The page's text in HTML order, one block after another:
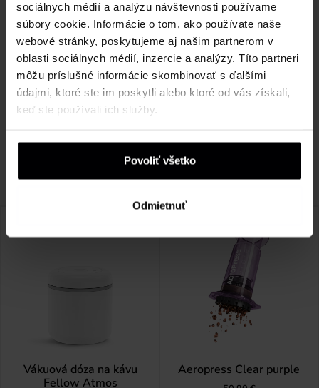
sociálnych médií a analýzu návštevnosti používame
súbory cookie. Informácie o tom, ako používate naše
webové stránky, poskytujeme aj našim partnerom v
oblasti sociálnych médií, inzercie a analýzy. Títo partneri
môžu príslušné informácie skombinovať s ďalšími
údajmi, ktoré ste im poskytli alebo ktoré od vás získali,
keď ste používali ich služby.
Povoliť všetko
Odmietnuť
5 hviezdičiek
4 hviezdičky
0%
3 hviezdičky
0%
2 hviezdičky
0%
1 hviezdička
Je nám ľúto, žiadne recenzie nezodpovedajú vašim
aktuálnym výberom
Vákuová dóza na kávu
Fellow Atmos
Aeropress Clear purple